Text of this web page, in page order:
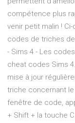
compétence plus
venir petit malin !
codes de triches
- Sims 4 - Les
cheat codes Sims
mise à jour
triche concernant le
fenêtre de code,
+ Shift + la touche